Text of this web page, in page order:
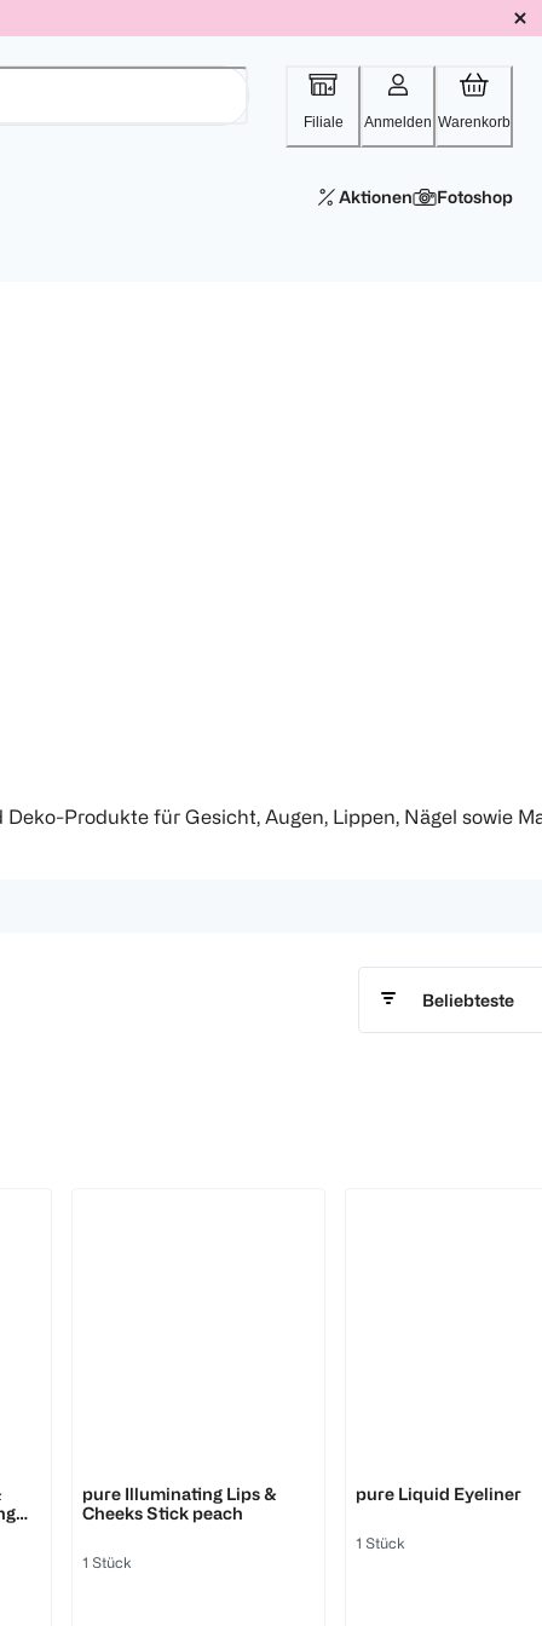
Filiale Anmelden Warenkorb
Aktionen Fotoshop
Produkte für Gesicht, Augen, Lippen, Nägel sowie
Beliebteste
pure Illuminating Lips &
Cheeks Stick peach
1 Stück
pure Liquid Eyeliner
1 Stück